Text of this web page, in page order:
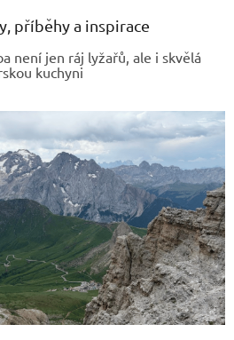
příběhy a inspirace
není jen ráj lyžařů, ale i skvělá
kuchyni